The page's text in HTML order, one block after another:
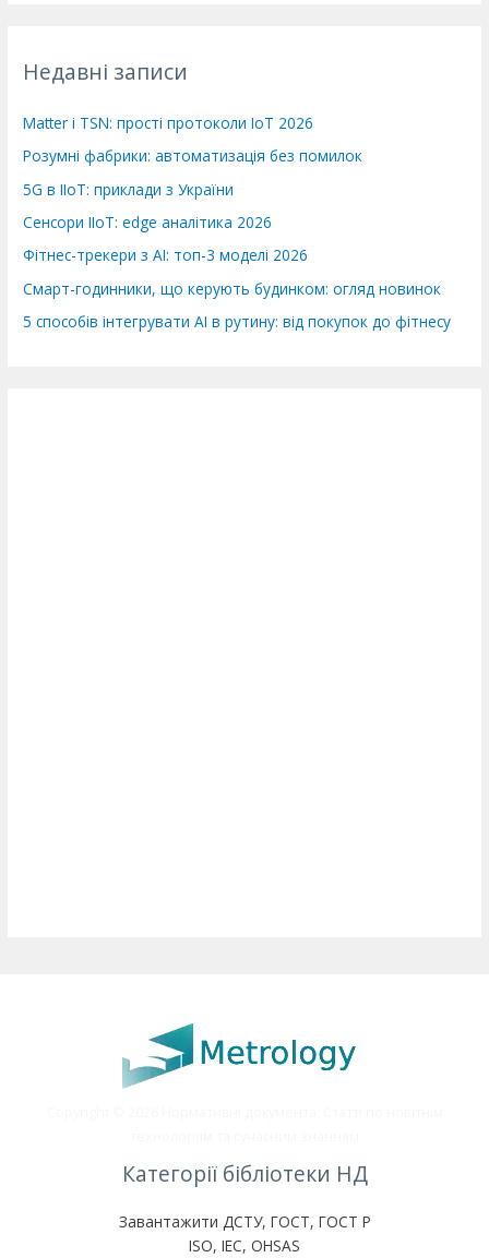
иНедавні записи
Matter і TSN: прості протоколи IoT 2026
Розумні фабрики: автоматизація без помилок
5G в IIoT: приклади з України
Сенсори IIoT: edge аналітика 2026
Фітнес-трекери з AI: топ-3 моделі 2026
Смарт-годинники, що керують будинком: огляд новинок
5 способів інтегрувати AI в рутину: від покупок до фітнесу
Категорії бібліотеки НД
Завантажити ДСТУ, ГОСТ, ГОСТ Р
ISO, IEC, OHSAS